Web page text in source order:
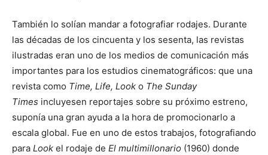
También lo solían mandar a fotografiar rodajes. Durante
las décadas de los cincuenta y los sesenta, las revistas
ilustradas eran uno de los medios de comunicación más
importantes para los estudios cinematográficos: que una
revista como Time, Life, Look o The Sunday
Times incluyesen reportajes sobre su próximo estreno,
suponía una gran ayuda a la hora de promocionarlo a
escala global. Fue en uno de estos trabajos, fotografiando
para Look el rodaje de El multimillonario (1960) donde